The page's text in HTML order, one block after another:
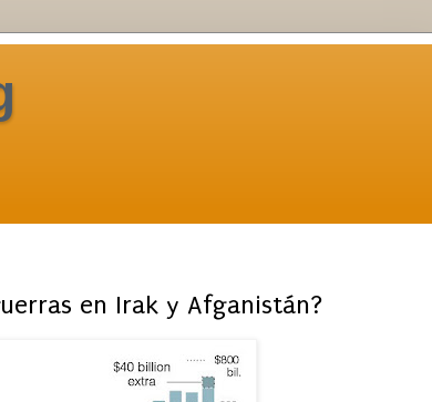
en Irak y Afganistán?